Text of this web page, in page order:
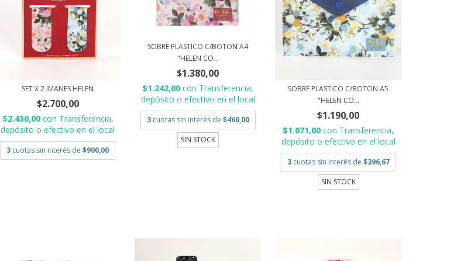
SET X 2 IMANES HELEN
$2.700,00
$2.430,00 con Transferencia,
depósito o efectivo en el local
3 cuotas sin interés de$900,00
SOBRE PLASTICO C/BOTON A4
"HELEN CO...
$1.380,00
$1.242,00con Transferencia,
depósito o efectivo en el local
3 cuotas sin interés de $460,00
SIN STOCK
SOBRE PLASTICO C/BOTON A5
"HELEN CO...
$1.190,00
$1.071,00con Transferencia,
depósito o efectivo en el local
3 cuotas sin interés de $396,67
SIN STOCK